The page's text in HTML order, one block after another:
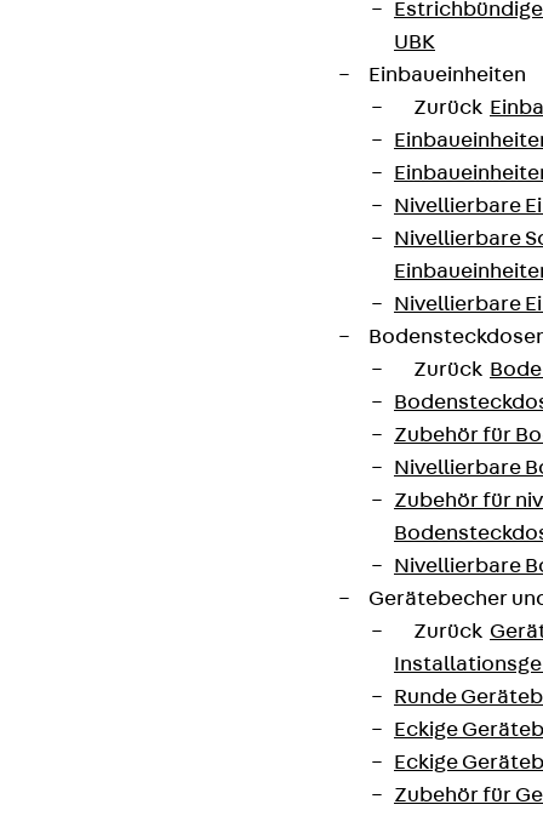
UBK
Einbaueinheiten
Zurück
Nivellierbare
Nivellierbare
Nivellierbare
Zurück
Zubehör für
Nivellierbare
Zubehör für
Nivellierbare
Gerätebecher
Zurück
Runde
Eckige
Eckige
Zubehör für
Partner von Anfang bis Zukunft.